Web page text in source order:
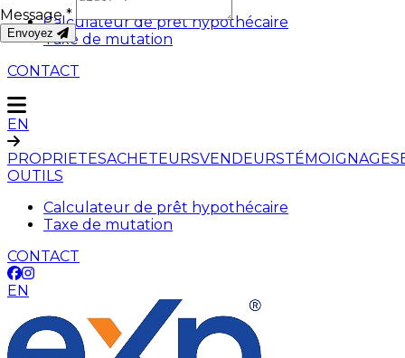
Calculateur de prêt hypothécaire
Taxe de mutation
CONTACT
EN
PROPRIETESACHETEURSVENDEURSTÉMOIGNAGES
OUTILS
Calculateur de prêt hypothécaire
Taxe de mutation
CONTACT
EN
Message *
Envoyez